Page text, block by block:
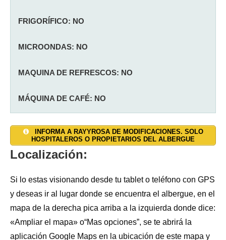
FRIGORÍFICO: NO
MICROONDAS: NO
MAQUINA DE REFRESCOS: NO
MÁQUINA DE CAFÉ: NO
JARDÍN: NO
ALOJAMIENTO PRIVADO: NO
DUCHAS: 1
LAVADORA: NO
LAVADERO: NO
CALEFACCIÓN: SI(eléctrica, un radiador)
INTERNET WIFI: NO
RESGUARDO BICICLETAS: SI
INFORMA A RAYYROSA DE MODIFICACIONES. SOLO
HOSPITALEROS O PROPIETARIOS DEL ALBERGUE
Localización:
Si lo estas visionando desde tu tablet o teléfono con GPS
y deseas ir al lugar donde se encuentra el albergue, en el
mapa de la derecha pica arriba a la izquierda donde dice:
«Ampliar el mapa» o“Mas opciones”, se te abrirá la
aplicación Google Maps en la ubicación de este mapa y